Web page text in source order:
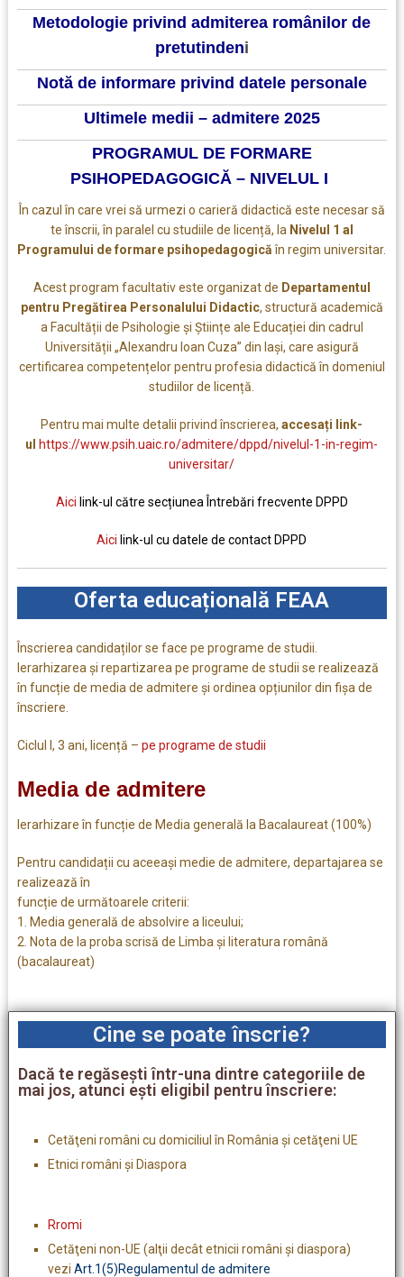
Metodologie privind admiterea românilor de
pretutindeni
Notă de informare privind datele personale
Ultimele medii – admitere 2025
PROGRAMUL DE FORMARE
PSIHOPEDAGOGICĂ – NIVELUL I
În cazul în care vrei să urmezi o carieră didactică este necesar să
te înscrii, în paralel cu studiile de licență, la Nivelul 1 al
Programului de formare psihopedagogicăîn regim universitar.
Acest program facultativ este organizat de Departamentul
pentru Pregătirea Personalului Didactic, structură academică
a Facultății de Psihologie și Științe ale Educației din cadrul
Universității „Alexandru Ioan Cuza” din Iași, care asigură
certificarea competențelor pentru profesia didactică în domeniul
studiilor de licență.
Pentru mai multe detalii privind înscrierea,accesați link-
ul https://www.psih.uaic.ro/admitere/dppd/nivelul-1-in-regim-
universitar/
Aici link-ul către secțiunea Întrebări frecvente DPPD
Aicilink-ul cu datele de contact DPPD
Oferta educațională FEAA
Înscrierea candidaților se face pe programe de studii.
Ierarhizarea și repartizarea pe programe de studii se realizează
în funcție de media de admitere și ordinea opțiunilor din fișa de
înscriere.
Ciclul I, 3 ani, licență – pe programe de studii
Media de admitere
Ierarhizare în funcție de Media generală la Bacalaureat (100%)
Pentru candidații cu aceeași medie de admitere, departajarea se
realizează în
funcție de următoarele criterii:
1. Media generală de absolvire a liceului;
2. Nota de la proba scrisă de Limba și literatura română
(bacalaureat)
Cine se poate înscrie?
Dacă te regăseşti într-una dintre categoriile de
mai jos, atunci eşti eligibil pentru înscriere:
Cetăţeni români cu domiciliul în România şi cetăţeni UE
Etnici români şi Diaspora
Rromi
Cetăţeni non-UE (alţii decât etnicii români şi diaspora)
vezi Art.1(5)Regulamentul de admitere